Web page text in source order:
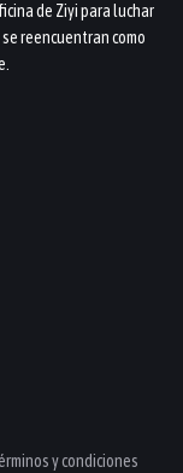
de Ziyi para luchar
reencuentran como
y condiciones